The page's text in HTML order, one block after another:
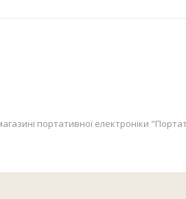
портативної електроніки